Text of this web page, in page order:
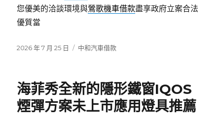
您優美的洽談環境與鶯歌機車借款盡享政府立案合法
優質當
發
2026 年 7 月 25 日
分
中和汽車借款
海菲秀全新的隱形鐵窗IQOS
煙彈方案未上市應用燈具推薦